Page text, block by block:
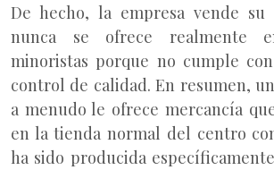
De hecho, la empresa vende su
nunca se ofrece realmente
minoristas porque no cumple
control de calidad. En resumen,
a menudo le ofrece mercancía
en la tienda normal del centro
ha sido producida